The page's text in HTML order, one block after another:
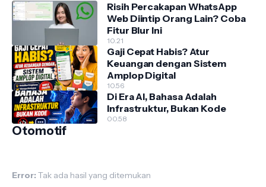
Risih Percakapan WhatsApp
Web Diintip Orang Lain? Coba
Fitur Blur Ini
10.21
Gaji Cepat Habis? Atur
Keuangan dengan Sistem
Amplop Digital
10.56
Di Era AI, Bahasa Adalah
Infrastruktur, Bukan Kode
00.58
Otomotif
Error: Tak ada hasil yang ditemukan